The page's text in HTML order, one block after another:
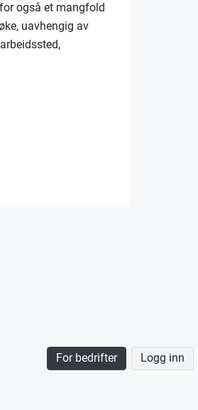
også et mangfold
uavhengig av
For bedrifter Logg inn